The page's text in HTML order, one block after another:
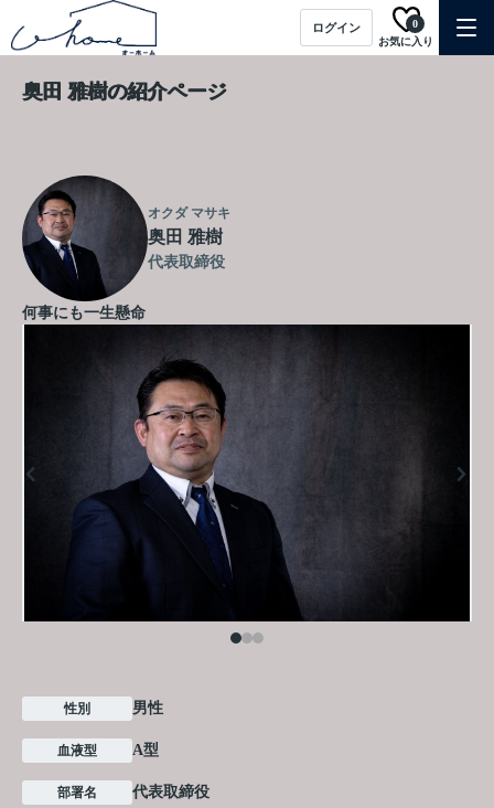
ログイン
お気に入り
0
奥田 雅樹の紹介ページ
オクダ マサキ
奥田 雅樹
代表取締役
何事にも一生懸命
性別 男性
血液型 A型
部署名 代表取締役